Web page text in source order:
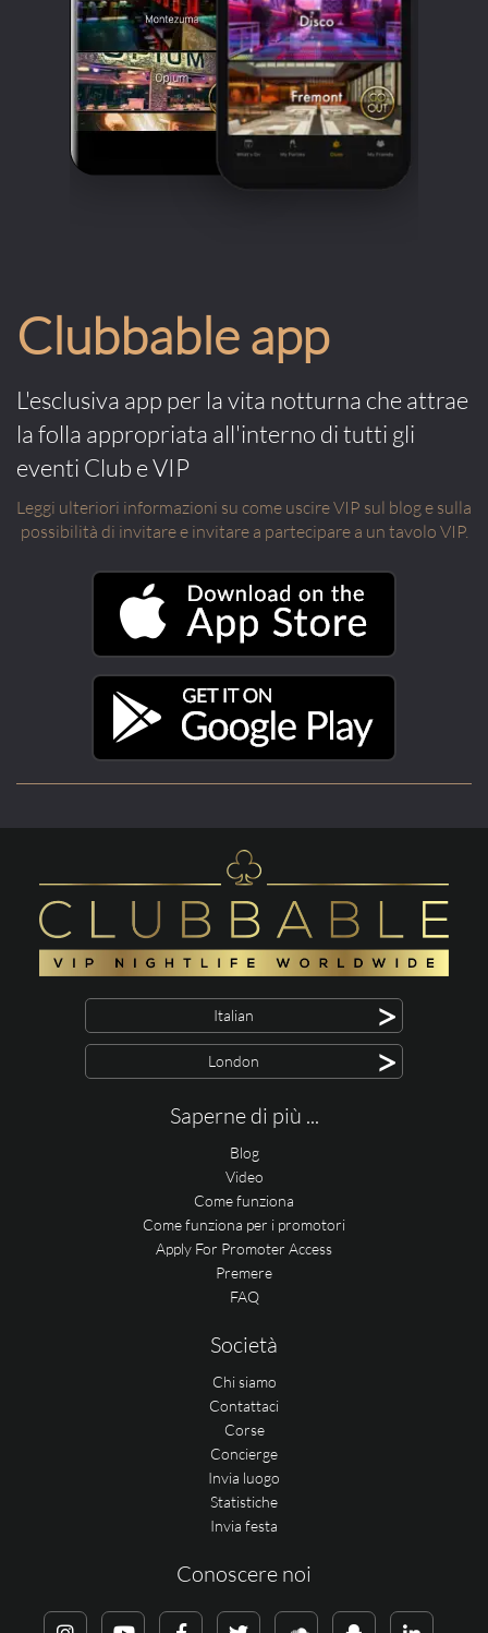
Clubbable app
L'esclusiva app per la vita notturna che attrae
la folla appropriata all'interno di tutti gli
eventi Club e VIP
Leggi ulteriori informazioni su come uscire VIP sul blog e sulla
possibilità di invitare e invitare a partecipare a un tavolo VIP.
Italian >
London >
Saperne di più ...
Blog
Video
Come funziona
Come funziona per i promotori
Apply For Promoter Access
Premere
FAQ
Società
Chi siamo
Contattaci
Corse
Concierge
Invia luogo
Statistiche
Invia festa
Conoscere noi